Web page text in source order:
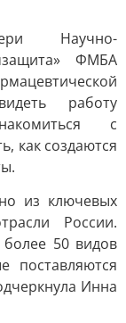
Научно-
ФМБА
работу
с
как создаются
из ключевых
России.
50 видов
поставляются
Инна